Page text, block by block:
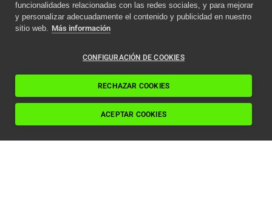
funcionalidades relacionadas con las redes sociales, y para mejorar
y personalizar adecuadamente el contenido y publicidad en nuestro
sitio web. Más información
CONFIGURACIÓN DE COOKIES
RECHAZAR COOKIES
ACEPTAR COOKIES